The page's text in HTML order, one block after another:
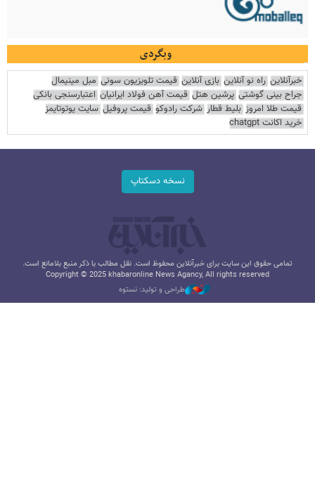
وبگردی
خبرآنلاین راه نو آنلاین بازی آنلاین قیمت تلویزیون سونی مبل مینیمال
جراح بینی گوشتی پرشین هتل قیمت آهن فولاد ایرانیان اعتبارسنجی بانکی
قیمت طلا امروز بلیط قطار شرکت رادوکو قیمت پروفیل سایت یوتوتایمز
خرید اکانت chatgpt
نسخه دسکتاپ
تمامی حقوق این سایت برای خبرآنلاین محفوظ است. نقل مطالب با ذکر منبع بلامانع است.
Copyright © 2025 khabaronline News Agancy, All rights reserved
طراحی و تولید: نستوه